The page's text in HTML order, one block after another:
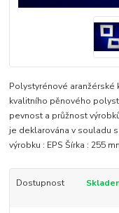
Polystyrénové aranžérské
kvalitního pěnového
pevnost a průžnost
je deklarována v souladu
výrobku : EPS Šírka : 255
Dostupnost